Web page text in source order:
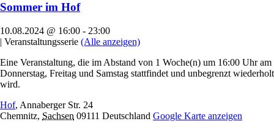
Sommer im Hof
10.08.2024 @ 16:00 - 23:00
| Veranstaltungsserie (Alle anzeigen)
Eine Veranstaltung, die im Abstand von 1 Woche(n) um 16:00 Uhr am
Donnerstag, Freitag und Samstag stattfindet und unbegrenzt wiederholt
wird.
Hof, Annaberger Str. 24
Chemnitz, Sachsen 09111 Deutschland Google Karte anzeigen